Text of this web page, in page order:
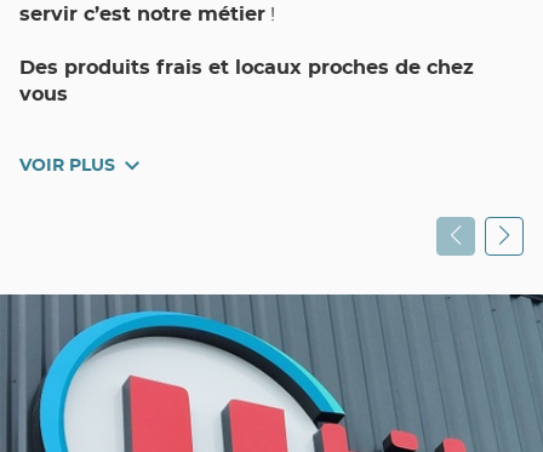
servir c’est notre métier !
Des produits frais et locaux proches de chez
vous
Zola et toute son équipe met un point d’honneur à
VOIR PLUS